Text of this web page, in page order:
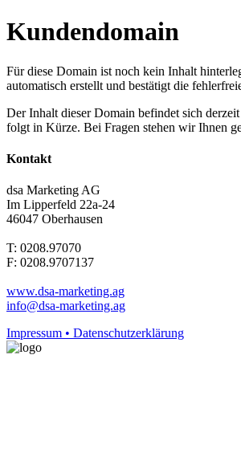
Kundendomain
Für diese Domain ist noch kein Inhalt
automatisch erstellt und bestätigt die
Der Inhalt dieser Domain befindet sich
folgt in Kürze. Bei Fragen stehen wir Ihnen
Kontakt
dsa Marketing AG
Im Lipperfeld 22a-24
46047 Oberhausen
T: 0208.97070
F: 0208.9707137
www.dsa-marketing.ag
info@dsa-marketing.ag
Impressum • Datenschutzerklärung